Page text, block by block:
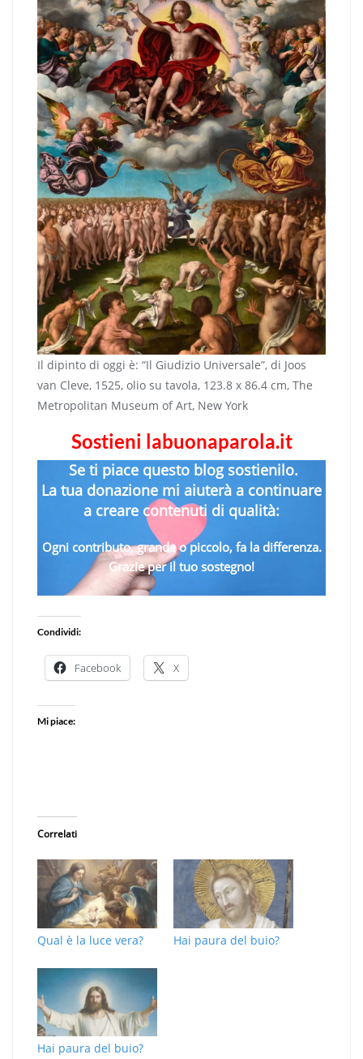
Il dipinto di oggi è: “Il Giudizio Universale”, di Joos
van Cleve, 1525, olio su tavola, 123.8 x 86.4 cm, The
Metropolitan Museum of Art, New York
Sostieni labuonaparola.it
Se ti piace questo blog sostienilo.
La tua donazione mi aiuterà a continuare
a creare contenuti di qualità:
Ogni contributo, grande o piccolo, fa la differenza.
Grazie per il tuo sostegno!
Condividi:
Facebook X
Mi piace:
Correlati
Qual è la luce vera? Hai paura del buio?
Hai paura del buio?